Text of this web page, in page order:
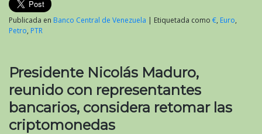
Publicada en Banco Central de Venezuela | Etiquetada como €, Euro,
Petro, PTR
Presidente Nicolás Maduro,
reunido con representantes
bancarios, considera retomar las
criptomonedas